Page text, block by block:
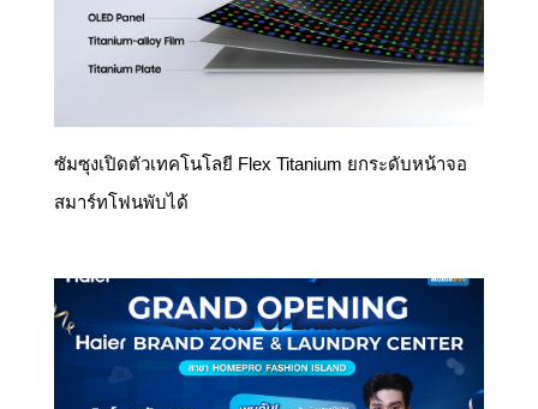
ซัมซุงเปิดตัวเทคโนโลยี Flex Titanium ยกระดับหน้าจอ
สมาร์ทโฟนพับได้